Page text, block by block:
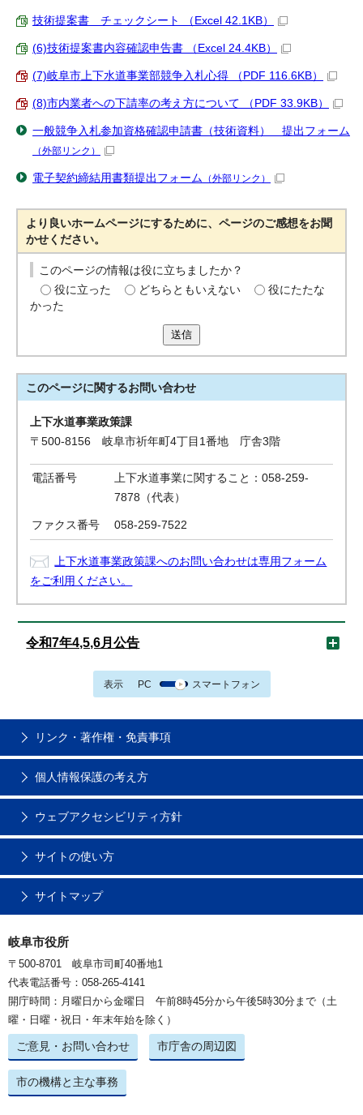
技術提案書 チェックシート （Excel 42.1KB）
(6)技術提案書内容確認申告書 （Excel 24.4KB）
(7)岐阜市上下水道事業部競争入札心得 （PDF 116.6KB）
(8)市内業者への下請率の考え方について （PDF 33.9KB）
一般競争入札参加資格確認申請書（技術資料） 提出フォーム
（外部リンク）
電子契約締結用書類提出フォーム （外部リンク）
より良いホームページにするために、ページのご感想をお聞
かせください。
このページの情報は役に立ちましたか？
役に立った
どちらともいえない
役にたたな
かった
送信
このページに関するお問い合わせ
上下水道事業政策課
〒500-8156 岐阜市祈年町4丁目1番地 庁舎3階
電話番号
上下水道事業に関すること：058-259-
7878（代表）
ファクス番号 058-259-7522
上下水道事業政策課へのお問い合わせは専用フォーム
をご利用ください。
令和7年4,5,6月公告
表示 PC スマートフォン
リンク・著作権・免責事項
個人情報保護の考え方
ウェブアクセシビリティ方針
サイトの使い方
サイトマップ
岐阜市役所
〒500-8701 岐阜市司町40番地1
代表電話番号：058-265-4141
開庁時間：月曜日から金曜日 午前8時45分から午後5時30分まで（土
曜・日曜・祝日・年末年始を除く）
ご意見・お問い合わせ 市庁舎の周辺図
市の機構と主な事務